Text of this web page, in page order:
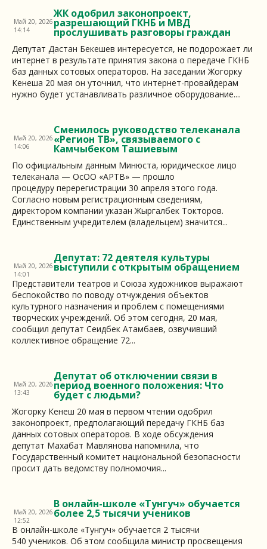
ЖК одобрил законопроект,
разрешающий ГКНБ и МВД
прослушивать разговоры граждан
Май 20, 2026
14:14
Депутат Дастан Бекешев интересуется, не подорожает ли
интернет в результате принятия закона о передаче ГКНБ
баз данных сотовых операторов. На заседании Жогорку
Кенеша 20 мая он уточнил, что интернет-провайдерам
нужно будет устанавливать различное оборудование....
Сменилось руководство телеканала
«Регион ТВ», связываемого с
Камчыбеком Ташиевым
Май 20, 2026
14:06
По официальным данным Минюста, юридическое лицо
телеканала — ОсОО «АРТВ» — прошло
процедуру перерегистрации 30 апреля этого года.
Согласно новым регистрационным сведениям,
директором компании указан Жыргалбек Токторов.
Единственным учредителем (владельцем) значится...
Депутат: 72 деятеля культуры
выступили с открытым обращением
Май 20, 2026
14:01
Представители театров и Союза художников выражают
беспокойство по поводу отчуждения объектов
культурного назначения и проблем с помещениями
творческих учреждений. Об этом сегодня, 20 мая,
сообщил депутат Сеидбек Атамбаев, озвучивший
коллективное обращение 72...
Депутат об отключении связи в
период военного положения: Что
будет с людьми?
Май 20, 2026
13:43
Жогорку Кенеш 20 мая в первом чтении одобрил
законопроект, предполагающий передачу ГКНБ баз
данных сотовых операторов. В ходе обсуждения
депутат Махабат Мавлянова напомнила, что
Государственный комитет национальной безопасности
просит дать ведомству полномочия...
В онлайн-школе «Тунгуч» обучается
более 2,5 тысячи учеников
Май 20, 2026
12:52
В онлайн-школе «Тунгуч» обучается 2 тысячи
540 учеников. Об этом сообщила министр просвещения